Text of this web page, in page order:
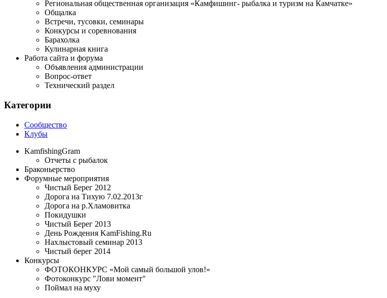
Региональная общественная организация «Камфишинг- рыбалка и туризм на Камчатке»
Общалка
Встречи, тусовки, семинары
Конкурсы и соревнования
Барахолка
Кулинарная книга
Работа сайта и форума
Объявления администрации
Вопрос-ответ
Технический раздел
Категории
Сообщество
Клубы
KamfishingGram
Отчеты с рыбалок
Браконьерство
Форумные мероприятия
Чистый Берег 2012
Дорога на Тихую 7.02.2013г
Дорога на р.Хламовитка
Покидушки
Чистый Берег 2013
День Рождения KamFishing.Ru
Нахлыстовый семинар 2013
Чистый берег 2014
Конкурсы
ФОТОКОНКУРС «Мой самый большой улов!»
Фотоконкурс "Лови момент"
Поймал на муху